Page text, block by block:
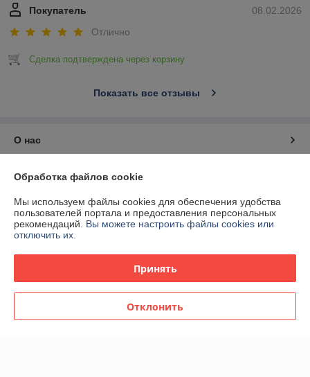
08.02.2026
Покупатель
Отлично
Сделка подтверждена через корзину
Показать все отзывы
О нас
Контакты
Доставка и оплата
График работы
Политика обработки cookies
Обработка файлов cookie
Мы используем файлы cookies для обеспечения удобства
пользователей портала и предоставления персональных
рекомендаций. Вы можете настроить файлы cookies или
отключить их.
Принять
Отклонить